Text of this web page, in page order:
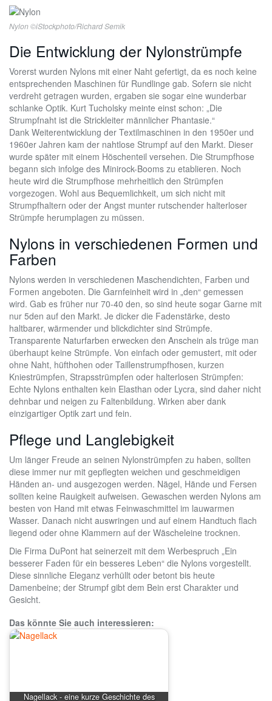
Nylon ©iStockphoto/Richard Semik
Die Entwicklung der Nylonstrümpfe
Vorerst wurden Nylons mit einer Naht gefertigt, da es noch keine
entsprechenden Maschinen für Rundlinge gab. Sofern sie nicht
verdreht getragen wurden, ergaben sie sogar eine wunderbar
schlanke Optik. Kurt Tucholsky meinte einst schon: „Die
Strumpfnaht ist die Strickleiter männlicher Phantasie.“
Dank Weiterentwicklung der Textilmaschinen in den 1950er und
1960er Jahren kam der nahtlose Strumpf auf den Markt. Dieser
wurde später mit einem Höschenteil versehen. Die Strumpfhose
begann sich infolge des Minirock-Booms zu etablieren. Noch
heute wird die Strumpfhose mehrheitlich den Strümpfen
vorgezogen. Wohl aus Bequemlichkeit, um sich nicht mit
Strumpfhaltern oder der Angst munter rutschender halterloser
Strümpfe herumplagen zu müssen.
Nylons in verschiedenen Formen und
Farben
Nylons werden in verschiedenen Maschendichten, Farben und
Formen angeboten. Die Garnfeinheit wird in „den“ gemessen
wird. Gab es früher nur 70-40 den, so sind heute sogar Garne mit
nur 5den auf den Markt. Je dicker die Fadenstärke, desto
haltbarer, wärmender und blickdichter sind Strümpfe.
Transparente Naturfarben erwecken den Anschein als trüge man
überhaupt keine Strümpfe. Von einfach oder gemustert, mit oder
ohne Naht, hüfthohen oder Taillenstrumpfhosen, kurzen
Kniestrümpfen, Strapsstrümpfen oder halterlosen Strümpfen:
Echte Nylons enthalten kein Elasthan oder Lycra, sind daher nicht
dehnbar und neigen zu Faltenbildung. Wirken aber dank
einzigartiger Optik zart und fein.
Pflege und Langlebigkeit
Um länger Freude an seinen Nylonstrümpfen zu haben, sollten
diese immer nur mit gepflegten weichen und geschmeidigen
Händen an- und ausgezogen werden. Nägel, Hände und Fersen
sollten keine Rauigkeit aufweisen. Gewaschen werden Nylons am
besten von Hand mit etwas Feinwaschmittel im lauwarmen
Wasser. Danach nicht auswringen und auf einem Handtuch flach
liegend oder ohne Klammern auf der Wäscheleine trocknen.
Die Firma DuPont hat seinerzeit mit dem Werbespruch „Ein
besserer Faden für ein besseres Leben“ die Nylons vorgestellt.
Diese sinnliche Eleganz verhüllt oder betont bis heute
Damenbeine; der Strumpf gibt dem Bein erst Charakter und
Gesicht.
Das könnte Sie auch interessieren:
Nagellack - eine kurze Geschichte des